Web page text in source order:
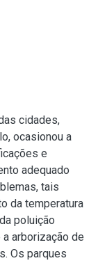
cidades,
ocasionou a
e
adequado
tais
da temperatura
poluição
arborização de
Os parques